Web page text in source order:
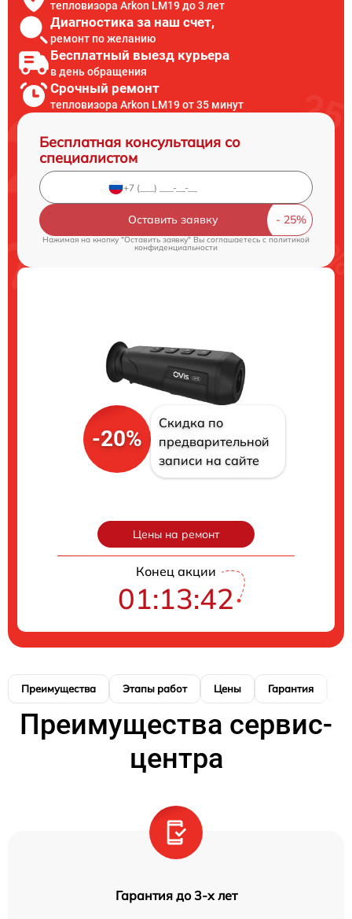
тепловизора Arkon LM19 до 3 лет
Диагностика за наш счет,
ремонт по желанию
Бесплатный выезд курьера
в день обращения
Срочный ремонт
тепловизора Arkon LM19 от 35 минут
Бесплатная консультация со
специалистом
Оставить заявку
Нажимая на кнопку "Оставить заявку" Вы соглашаетесь c политикой
конфиденциальности
-20%
Скидка по
предварительной
записи на сайте
Цены на ремонт
Конец акции
01:13:41
Преимущества Этапы работ Цены Гарантия
Преимущества сервис-
центра
Гарантия до 3-х лет